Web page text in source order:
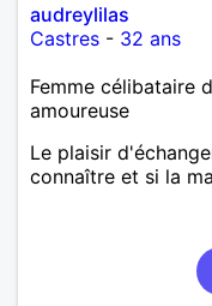
audreylilas
Castres - 32 ans
Femme célibataire
amoureuse
Le plaisir
connaître et si la